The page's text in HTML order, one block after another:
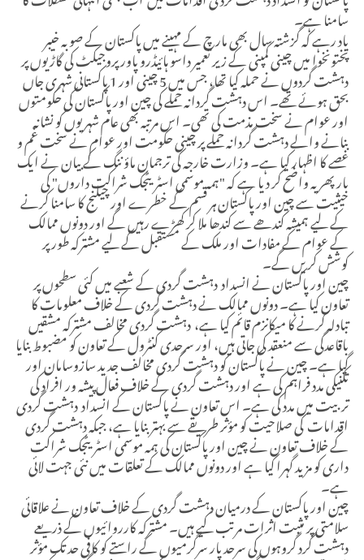
سامنا ہے۔
یاد رہے کہ گزشتہ سال بھی مارچ کے مہینے میں پاکستان کے صوبہ خیبر
پختونخوا میں چینی کمپنی کے زیر تعمیر داسو ہائیڈرو پاور پروجیکٹ کی گاڑیوں پر
دہشت گردوں نے حملہ کیا تھا، جس میں 5 چینی اور 1 پاکستانی شہری جاں
بحق ہوئے تھے۔ اس دہشت گردانہ حملے کی چین اور پاکستان کی حکومتوں
اور عوام نے سخت مذمت کی تھی۔ اس مرتبہ بھی عام شہریوں کو نشانہ
بنانے والے دہشت گردانہ حملے پر چینی حکومت اور عوام نے سخت غم و
غصے کا اظہار کیا ہے۔ وزارت خارجہ کی ترجمان ماؤ ننگ کے بیان نے ایک
بار پھر یہ واضح کر دیا ہے کہ "ہمہ موسمی اسٹریٹجک شراکت داروں" کی
حیثیت سے چین اور پاکستان ہر قسم کے خطرے اور چیلنج کا سامنا کرنے
کے لیے ہمیشہ کندھے سے کندھا ملا کر کھڑے رہیں گے اور دونوں ممالک
کے عوام کے مفادات اور ملک کے مستقبل کے لیے مشترکہ طور پر
کوشش کریں گے۔
چین اور پاکستان نے انسداد دہشت گردی کے شعبے میں کئی سطحوں پر
تعاون کیا ہے۔ دونوں ممالک نے دہشت گردی کے خلاف معلومات کا
تبادلہ کرنے کا میکانزم قائم کیا ہے، دہشت گردی مخالف مشترکہ مشقیں
باقاعدگی سے منعقد کی جاتی ہیں، اور سرحدی کنٹرول کے تعاون کو مضبوط بنایا
گیا ہے۔ چین نے پاکستان کو دہشت گردی مخالف جدید سازوسامان اور
تکنیکی مدد فراہم کی ہے اور دہشت گردی کے خلاف فعال پیشہ ور افراد کی
تربیت میں مدد کی ہے۔ اس تعاون نے پاکستان کے انسداد دہشت گردی
اقدامات کی صلاحیت کو مؤثر طریقے سے بہتر بنایا ہے، جبکہ دہشت گردی
کے خلاف تعاون نے چین اور پاکستان کی ہمہ موسمی اسٹریٹجک شراکت
داری کو مزید گہرا کیا ہے اور دونوں ممالک کے تعلقات میں نئی جہت لائی
ہے۔
چین اور پاکستان کے درمیان دہشت گردی کے خلاف تعاون نے علاقائی
سلامتی پر مثبت اثرات مرتب کیے ہیں۔ مشترکہ کارروائیوں کے ذریعے
دہشت گرد گروہوں کی سرحد پار سرگرمیوں کے راستے کو کافی حد تک مؤثر